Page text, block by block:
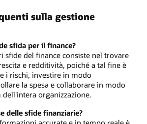
sulla gestione
sfida per il finance?
sfide del finance consiste nel trovare
e redditività, poiché a tal fine è
i rischi, investire in modo
la spesa e collaborare in modo
dell'intera organizzazione.
delle sfide finanziarie?